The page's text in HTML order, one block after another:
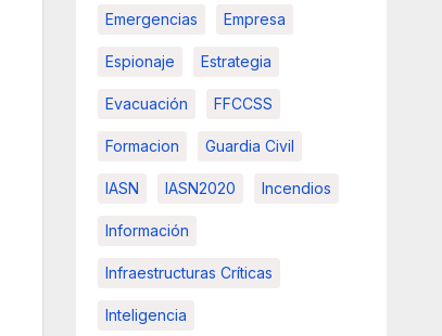
Emergencias Empresa
Espionaje Estrategia
Evacuación FFCCSS
Formacion Guardia Civil
IASN IASN2020 Incendios
Información
Infraestructuras Críticas
Inteligencia